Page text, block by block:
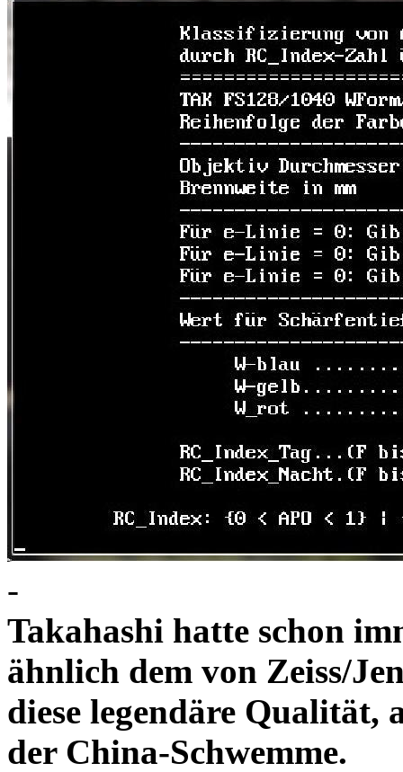
-
Takahashi hatte schon
ähnlich dem von Zeiss/
diese legendäre Qualität,
der China-